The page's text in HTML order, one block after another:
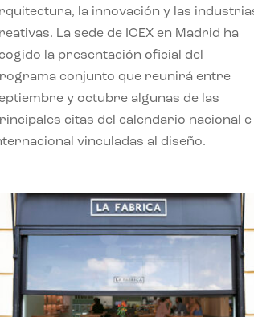
la innovación y las
La sede de ICEX en Madrid ha
la presentación oficial del
conjunto que reunirá entre
y octubre algunas de las
citas del calendario nacional e
vinculadas al diseño.